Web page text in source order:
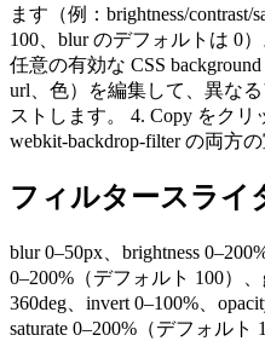
ます（例：brightness/
100、blur のデフォルトは 0
任意の有効な CSS
url、色）を編集して、異な
ストします。 4. Copy をクリ
webkit-backdrop-filter の両方
フィルタースライ
blur 0–50px、brightness
0–200%（デフォルト 100）、
360deg、invert 0–100%、
saturate 0–200%（デフォルト